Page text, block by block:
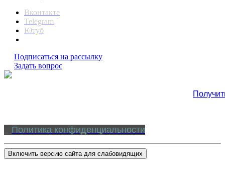
Вконтакте
Telegram
Ютуб
Подписаться на рассылку
Задать вопрос
Политика конфиденциальности
Включить версию сайта для слабовидящих